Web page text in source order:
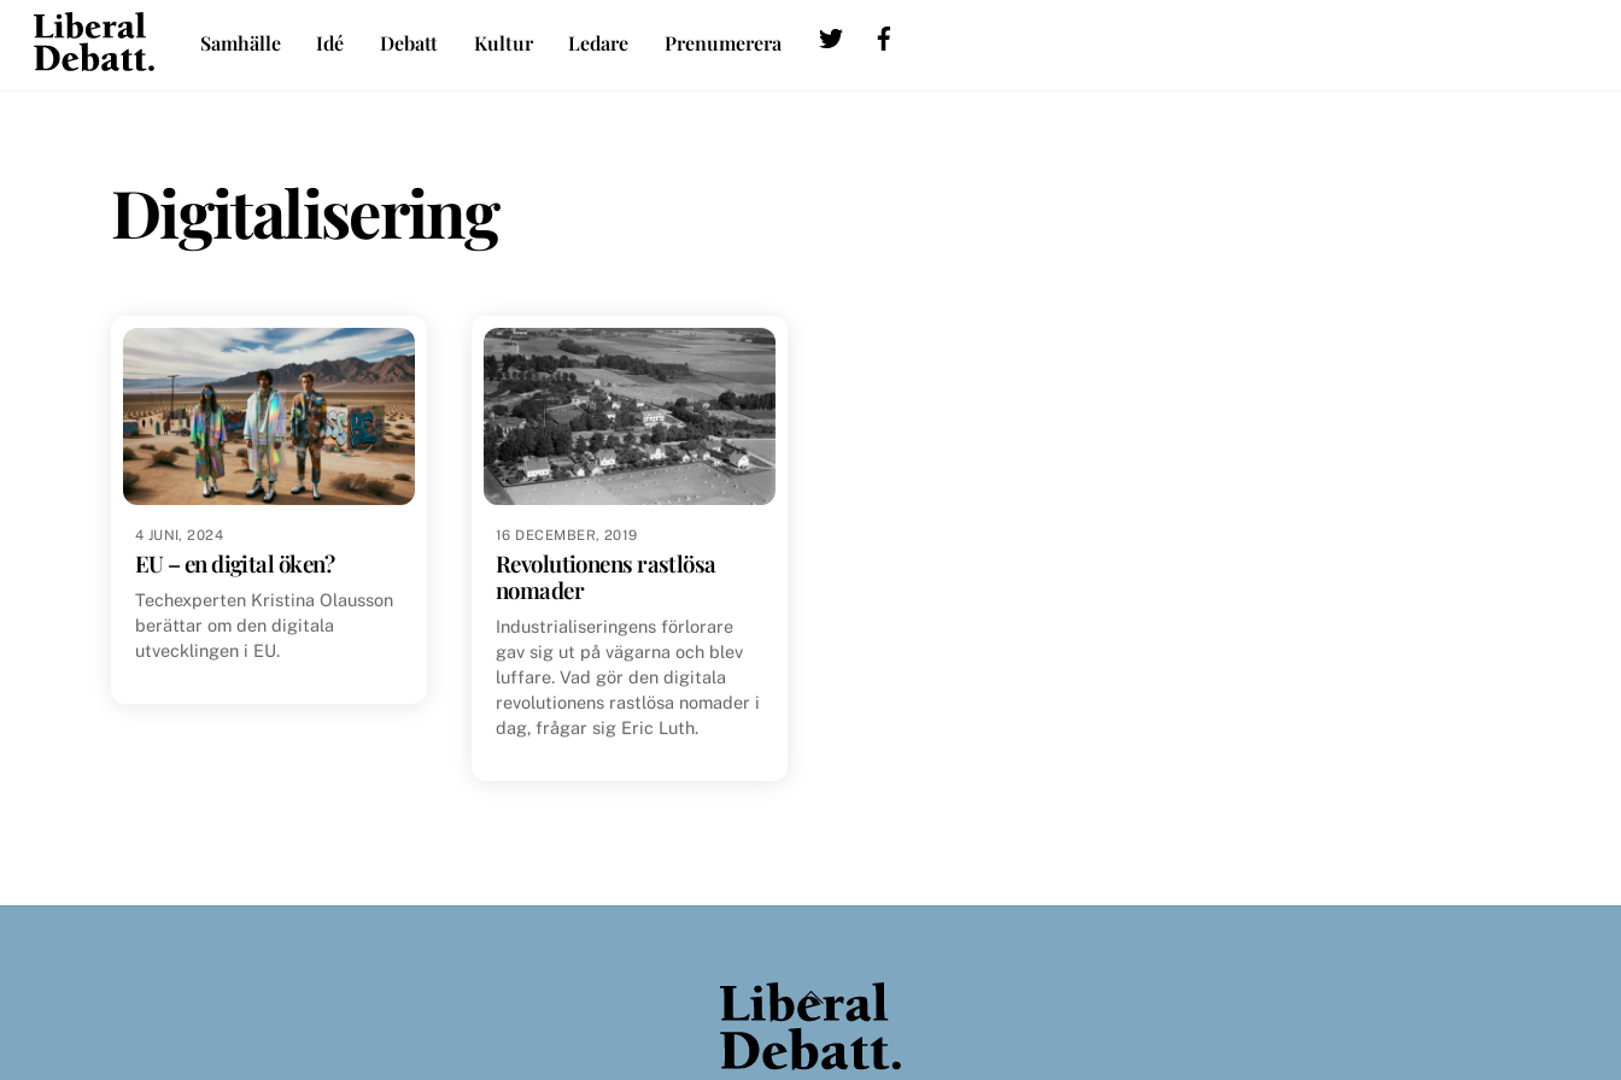
Skip
content
Twitter
Samhälle Idé Debatt Kultur Ledare Prenumerera
Digitalisering
4 JUNI, 2024
EU – en digital öken?
Techexperten Kristina Olausson
berättar om den digitala
utvecklingen i EU.
16 DECEMBER, 2019
Revolutionens rastlösa
nomader
Industrialiseringens förlorare
gav sig ut på vägarna och blev
luffare. Vad gör den digitala
revolutionens rastlösa nomader i
dag, frågar sig Eric Luth.
Back
To
Top